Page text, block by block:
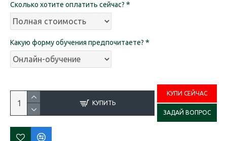
Сколько хотите оплатить сейчас?
Какую форму обучения предпочитаете?
КУПИТЬ
КУПИ СЕЙЧАС
ЗАДАЙ ВОПРОС